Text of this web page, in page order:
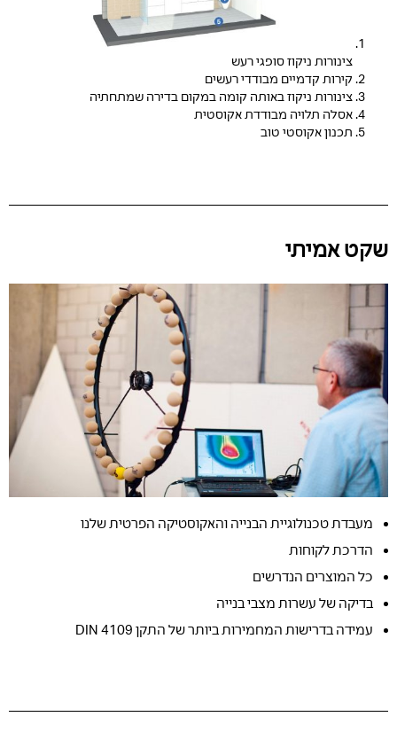
צינורות ניקוז סופגי רעש
קירות קדמיים מבודדי רעשים
צינורות ניקוז באותה קומה במקום בדירה שמתחתיה
אסלה תלויה מבודדת אקוסטית
תכנון אקוסטי טוב
שקט אמיתי
מעבדת טכנולוגיית הבנייה והאקוסטיקה הפרטית שלנו
הדרכת לקוחות
כל המוצרים הנדרשים
בדיקה של עשרות מצבי בנייה
עמידה בדרישות המחמירות ביותר של התקן DIN 4109